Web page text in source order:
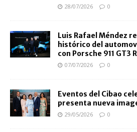
28/07/2026 0
Luis Rafael Méndez
histórico del
con Porsche 911 GT3
07/07/2026 0
Eventos del Cibao
presenta nueva
29/05/2026 0